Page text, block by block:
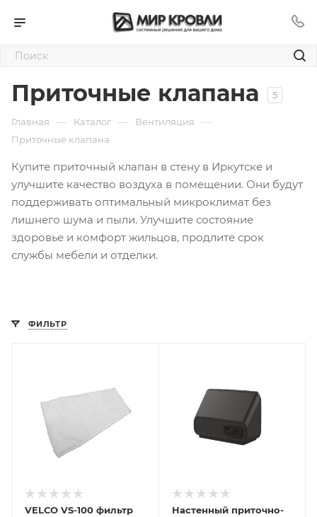
Приточные клапана 5
Главная — Каталог — Вентиляция —
Приточные клапана
Купите приточный клапан в стену в Иркутске и
улучшите качество воздуха в помещении. Они будут
поддерживать оптимальный микроклимат без
лишнего шума и пыли. Улучшите состояние
здоровье и комфорт жильцов, продлите срок
службы мебели и отделки.
ФИЛЬТР
VELСO VS-100 фильтр
Настенный приточно-